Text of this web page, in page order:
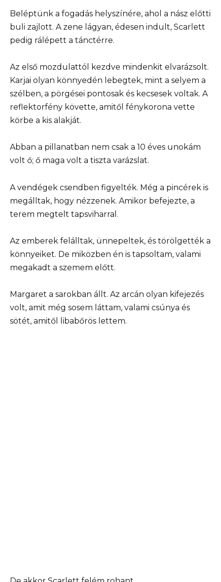
Beléptünk a fogadás helyszínére, ahol a nász előtti
buli zajlott. A zene lágyan, édesen indult, Scarlett
pedig rálépett a tánctérre.
Az első mozdulattól kezdve mindenkit elvarázsolt.
Karjai olyan könnyedén lebegtek, mint a selyem a
szélben, a pörgései pontosak és kecsesek voltak. A
reflektorfény követte, amitől fénykorona vette
körbe a kis alakját.
Abban a pillanatban nem csak a 10 éves unokám
volt ő; ő maga volt a tiszta varázslat.
A vendégek csendben figyelték. Még a pincérek is
megálltak, hogy nézzenek. Amikor befejezte, a
terem megtelt tapsviharral.
Az emberek felálltak, ünnepeltek, és törölgették a
könnyeiket. De miközben én is tapsoltam, valami
megakadt a szemem előtt.
Margaret a sarokban állt. Az arcán olyan kifejezés
volt, amit még sosem láttam, valami csúnya és
sötét, amitől libabőrös lettem.